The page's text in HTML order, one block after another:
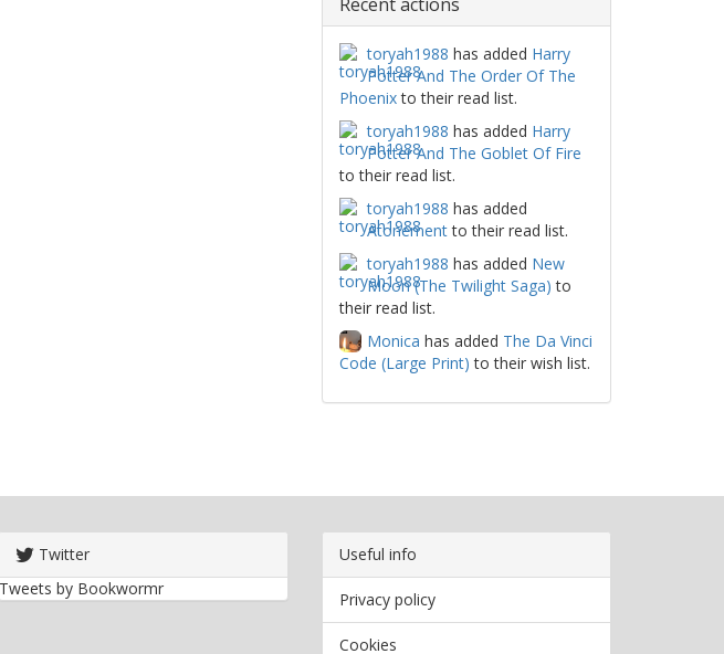
toryah1988 has added Harry
Potter And The Order Of The
Phoenixto their read list.
toryah1988 has added Harry
Potter And The Goblet Of Fire
to their read list.
toryah1988 has added
Atonementto their read list.
toryah1988 has added New
Moon (The Twilight Saga) to
their read list.
Monica has added The Da Vinci
Code (Large Print) to their wish list.
Twitter
Tweets by Bookwormr
Useful info
Privacy policy
Cookies